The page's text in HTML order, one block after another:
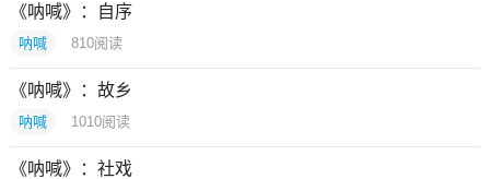
《呐喊》：自序
呐喊 810阅读
《呐喊》：故乡
呐喊 1010阅读
《呐喊》：社戏